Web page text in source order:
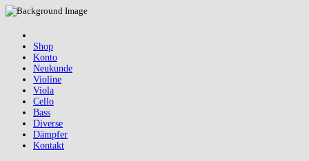
Shop
Konto
Neukunde
Violine
Viola
Cello
Bass
Diverse
Dämpfer
Kontakt